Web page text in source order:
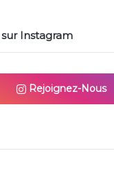
Instagram
Rejoignez-Nous